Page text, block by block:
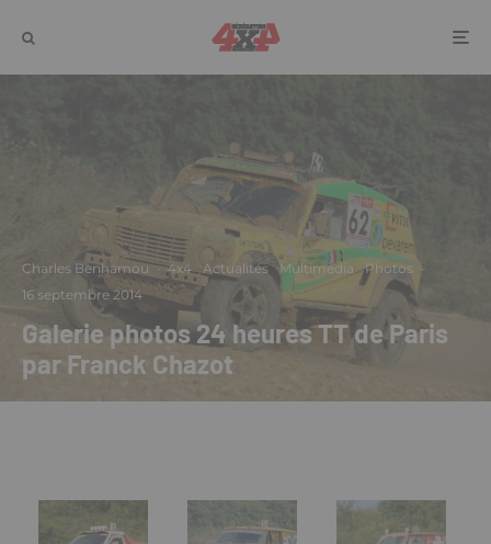
Charles Benhamou · 4x4 Actualités Multimedia Photos ·
16 septembre 2014
Galerie photos 24 heures TT de Paris
par Franck Chazot